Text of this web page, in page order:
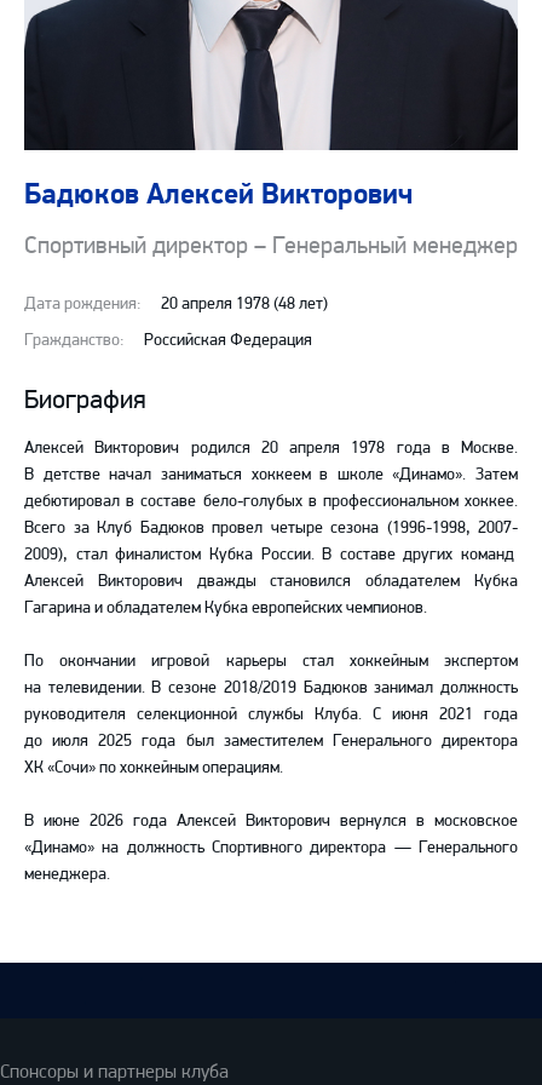
Бадюков Алексей Викторович
Спортивный директор – Генеральный менеджер
Дата рождения:
20 апреля 1978 (48 лет)
Гражданство:
Российская Федерация
Биография
Алексей Викторович родился 20 апреля 1978 года в Москве.
В детстве начал заниматься хоккеем в школе «Динамо». Затем
дебютировал в составе бело-голубых в профессиональном хоккее.
Всего за Клуб Бадюков провел четыре сезона (1996-1998, 2007-
2009), стал финалистом Кубка России. В составе других команд
Алексей Викторович дважды становился обладателем Кубка
Гагарина и обладателем Кубка европейских чемпионов.
По окончании игровой карьеры стал хоккейным экспертом
на телевидении. В сезоне 2018/2019 Бадюков занимал должность
руководителя селекционной службы Клуба. С июня 2021 года
до июля 2025 года был заместителем Генерального директора
ХК «Сочи» по хоккейным операциям.
В июне 2026 года Алексей Викторович вернулся в московское
«Динамо» на должность Спортивного директора — Генерального
менеджера.
Спонсоры и партнеры клуба